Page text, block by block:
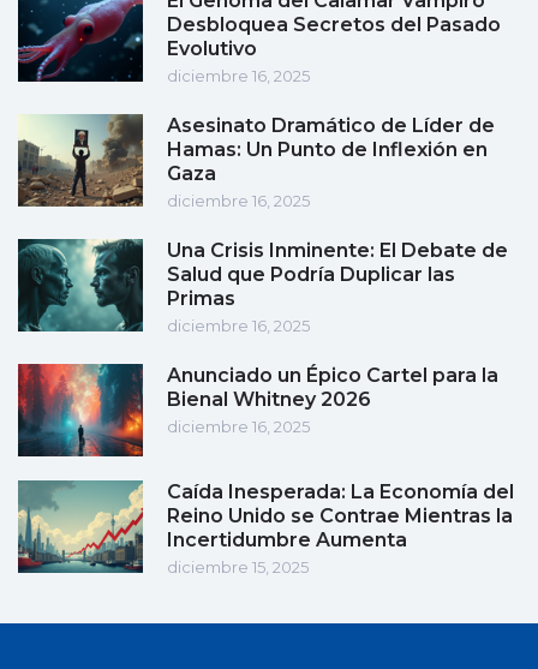
Desbloquea Secretos del Pasado
Evolutivo
diciembre 16, 2025
Asesinato Dramático de Líder de
Hamas: Un Punto de Inflexión en
Gaza
diciembre 16, 2025
Una Crisis Inminente: El Debate de
Salud que Podría Duplicar las
Primas
diciembre 16, 2025
Anunciado un Épico Cartel para la
Bienal Whitney 2026
diciembre 16, 2025
Caída Inesperada: La Economía del
Reino Unido se Contrae Mientras la
Incertidumbre Aumenta
diciembre 15, 2025